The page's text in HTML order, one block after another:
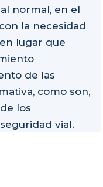
normal, en el
la necesidad
lugar que
de las
como son,
los
vial.